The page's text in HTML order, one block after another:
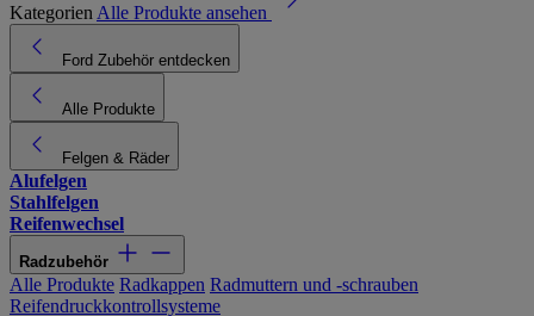
Kategorien Alle Produkte ansehen
Ford Zubehör entdecken
Alle Produkte
Felgen & Räder
Alufelgen
Stahlfelgen
Reifenwechsel
Radzubehör
Alle Produkte Radkappen Radmuttern und -schrauben
Reifendruckkontrollsysteme